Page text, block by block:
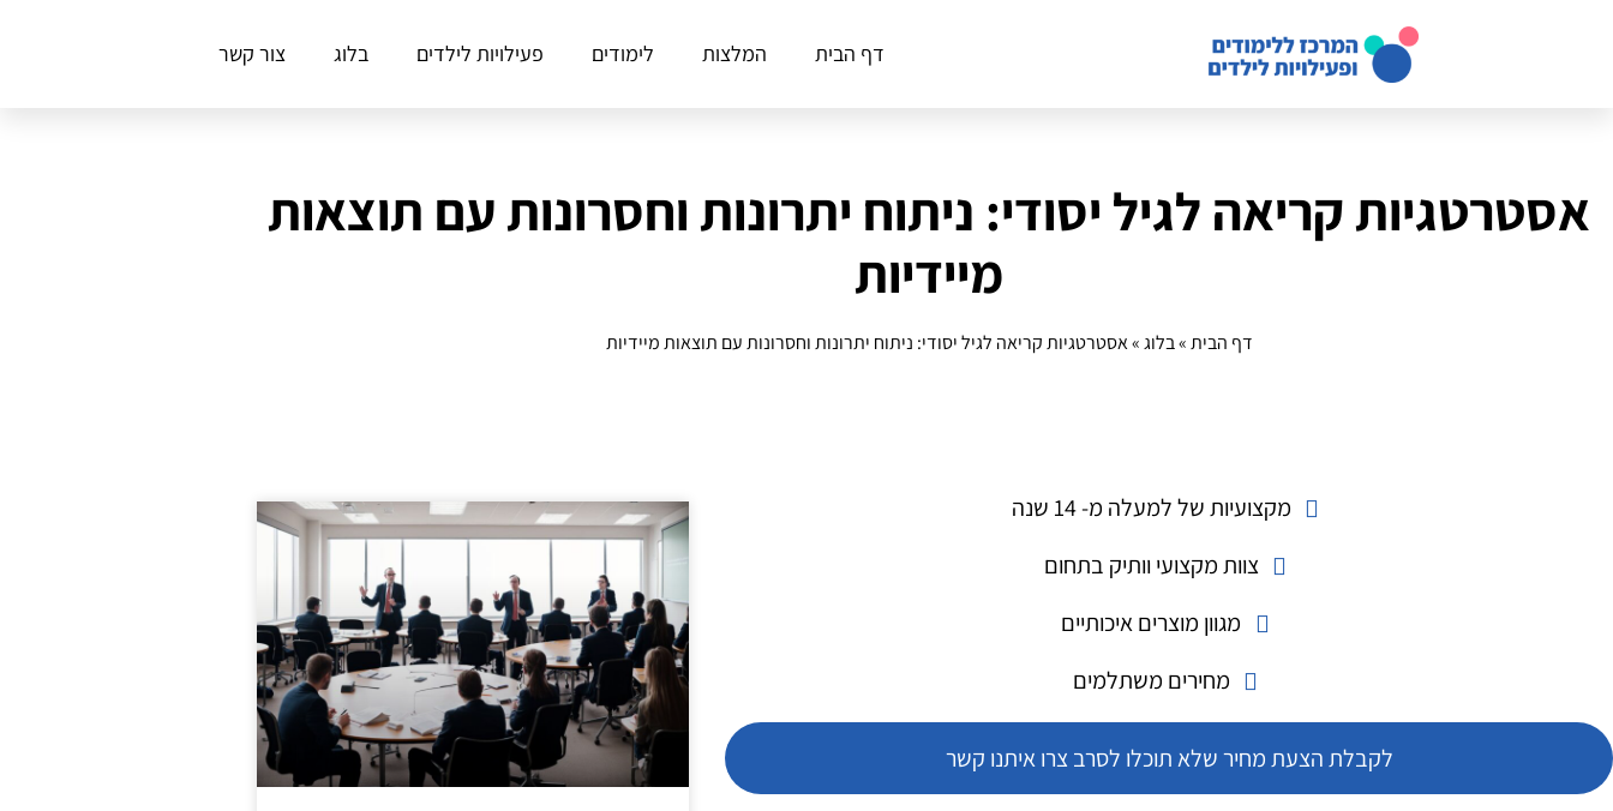
דף הבית המלצות לימודים פעילויות לילדים בלוג צור קשר
אסטרטגיות קריאה לגיל יסודי: ניתוח יתרונות וחסרונות עם תוצאות
מיידיות
דף הבית»בלוג»אסטרטגיות קריאה לגיל יסודי: ניתוח יתרונות וחסרונות עם תוצאות מיידיות
מקצועיות של למעלה מ- 14 שנה
צוות מקצועי וותיק בתחום
מגוון מוצרים איכותיים
מחירים משתלמים
לקבלת הצעת מחיר שלא תוכלו לסרב צרו איתנו קשר